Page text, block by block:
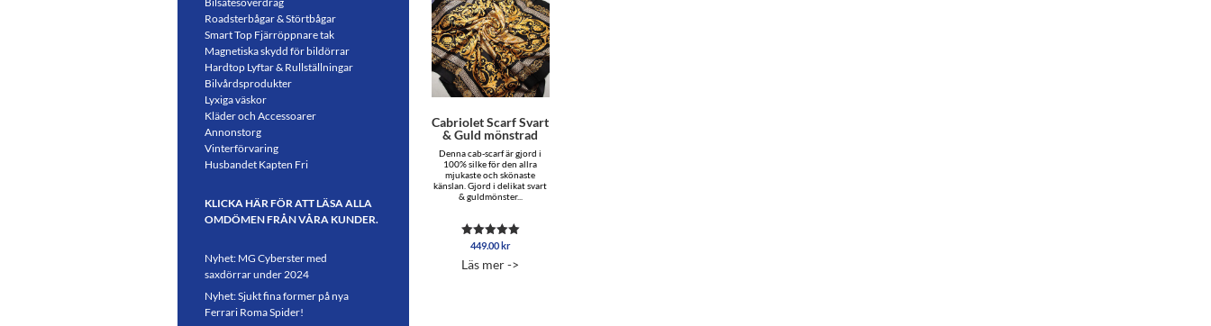
Cabriolet Scarf Svart
& Guld mönstrad
Denna cab-scarf är gjord i
100% silke för den allra
mjukaste och skönaste
känslan. Gjord i delikat svart
& guldmönster...
Betygsatt
av 5
449.00kr
Läs mer ->
Roadsterbågar & Störtbågar
Smart Top Fjärröppnare tak
Magnetiska skydd för bildörrar
Hardtop Lyftar & Rullställningar
Bilvårdsprodukter
Lyxiga väskor
Kläder och Accessoarer
Annonstorg
Vinterförvaring
Husbandet Kapten Fri
KLICKA HÄR FÖR ATT LÄSA ALLA
OMDÖMEN FRÅN VÅRA KUNDER.
Nyhet: MG Cyberster med
saxdörrar under 2024
Nyhet: Sjukt fina former på nya
Ferrari Roma Spider!